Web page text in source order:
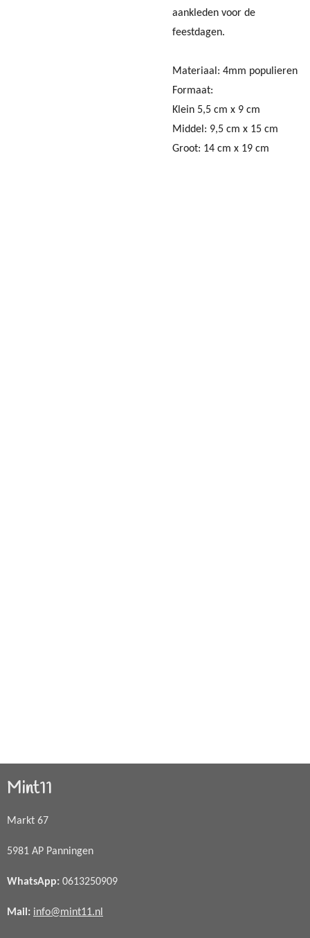
aankleden voor de
feestdagen.
Materiaal: 4mm populieren
Formaat:
Klein 5,5 cm x 9 cm
Middel: 9,5 cm x 15 cm
Groot: 14 cm x 19 cm
Mint11
Markt 67
5981 AP Panningen
WhatsApp: 0613250909
Mail: info@mint11.nl